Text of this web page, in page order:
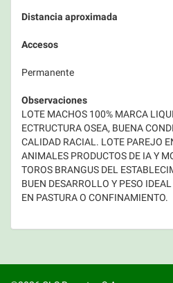
Distancia aproximada
Accesos
Permanente
Observaciones
LOTE MACHOS 100% MARCA
ECTRUCTURA OSEA, BUENA
CALIDAD RACIAL. LOTE PAREJO
ANIMALES PRODUCTOS DE IA Y
TOROS BRANGUS DEL
BUEN DESARROLLO Y PESO
EN PASTURA O CONFINAMIENTO.